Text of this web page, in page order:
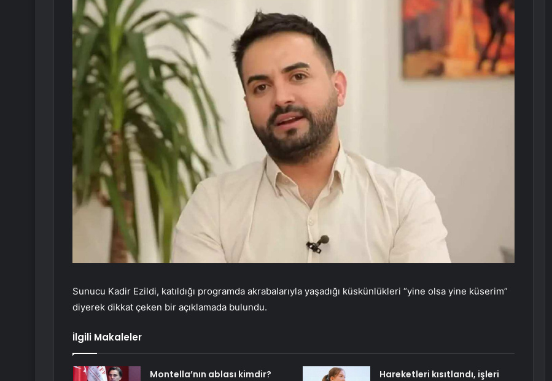
Sunucu Kadir Ezildi, katıldığı programda akrabalarıyla yaşadığı küskünlükleri “yine olsa yine küserim”
diyerek dikkat çeken bir açıklamada bulundu.
İlgili Makaleler
Montella’nın ablası kimdir?
Hareketleri kısıtlandı, işleri